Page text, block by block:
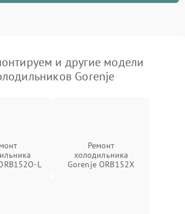
и другие модели
Gorenje
L
Ремонт
холодильника
Gorenje ORB152X